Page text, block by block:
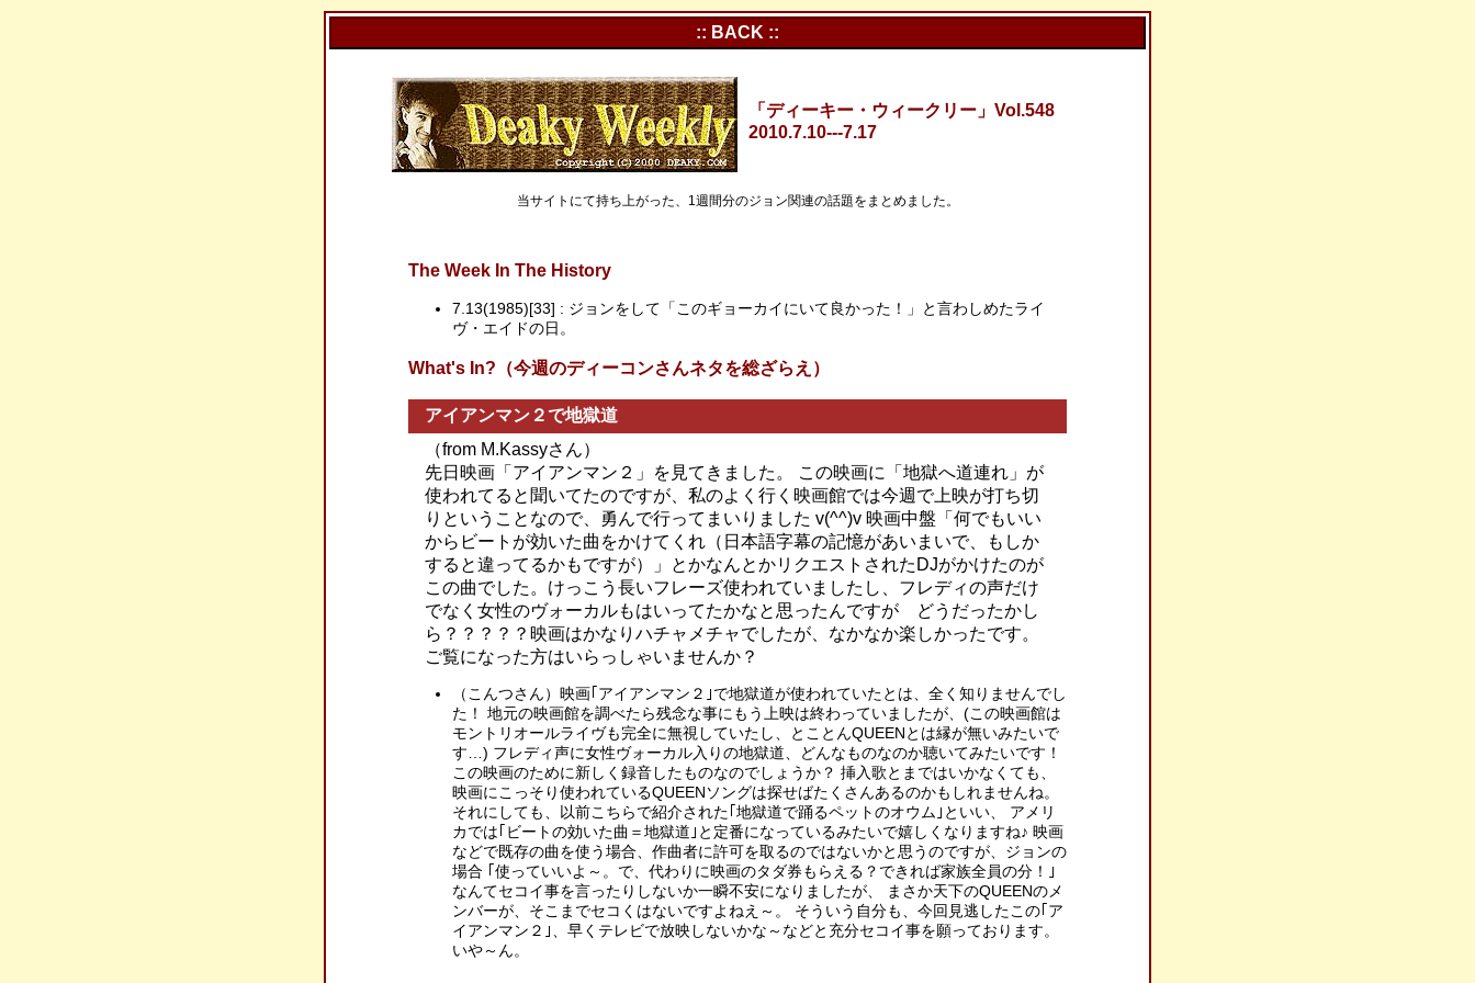
:: BACK ::
「ディーキー・ウィークリー」Vol.548
2010.7.10---7.17
当サイトにて持ち上がった、1週間分のジョン関連の話題をまとめました。
The Week In The History
7.13(1985)[33] : ジョンをして「このギョーカイにいて良かった！」と言わしめたライ
ヴ・エイドの日。
What's In?（今週のディーコンさんネタを総ざらえ）
アイアンマン２で地獄道
（from M.Kassyさん）
先日映画「アイアンマン２」を見てきました。 この映画に「地獄へ道連れ」が
使われてると聞いてたのですが、私のよく行く映画館では今週で上映が打ち切
りということなので、勇んで行ってまいりました v(^^)v 映画中盤「何でもいい
からビートが効いた曲をかけてくれ（日本語字幕の記憶があいまいで、もしか
すると違ってるかもですが）」とかなんとかリクエストされたDJがかけたのが
この曲でした。けっこう長いフレーズ使われていましたし、フレディの声だけ
でなく女性のヴォーカルもはいってたかなと思ったんですが どうだったかし
ら？？？？？映画はかなりハチャメチャでしたが、なかなか楽しかったです。
ご覧になった方はいらっしゃいませんか？
（こんつさん）映画｢アイアンマン２｣で地獄道が使われていたとは、全く知りませんでし
た！ 地元の映画館を調べたら残念な事にもう上映は終わっていましたが、(この映画館は
モントリオールライヴも完全に無視していたし、とことんQUEENとは縁が無いみたいで
す…) フレディ声に女性ヴォーカル入りの地獄道、どんなものなのか聴いてみたいです！
この映画のために新しく録音したものなのでしょうか？ 挿入歌とまではいかなくても、
映画にこっそり使われているQUEENソングは探せばたくさんあるのかもしれませんね。
それにしても、以前こちらで紹介された｢地獄道で踊るペットのオウム｣といい、 アメリ
カでは｢ビートの効いた曲＝地獄道｣と定番になっているみたいで嬉しくなりますね♪ 映画
などで既存の曲を使う場合、作曲者に許可を取るのではないかと思うのですが、ジョンの
場合 ｢使っていいよ～。で、代わりに映画のタダ券もらえる？できれば家族全員の分！｣
なんてセコイ事を言ったりしないか一瞬不安になりましたが、 まさか天下のQUEENのメ
ンバーが、そこまでセコくはないですよねえ～。 そういう自分も、今回見逃したこの｢ア
イアンマン２｣、早くテレビで放映しないかな～などと充分セコイ事を願っております。
いや～ん。